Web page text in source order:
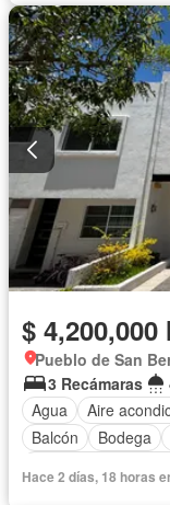
Estacionamiento
Jardín
Recámara
Seguridad
Vista panorámica
$ 4,200,000
3 Recámaras
Agua
Aire
Balcón
Bodega
Hace 2 días, 18 horas